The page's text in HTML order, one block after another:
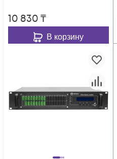
10 830₸
В корзину